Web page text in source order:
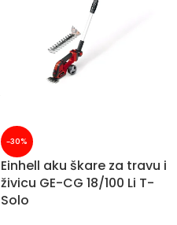
-30%
Einhell aku škare za travu i
živicu GE-CG 18/100 Li T-
Solo